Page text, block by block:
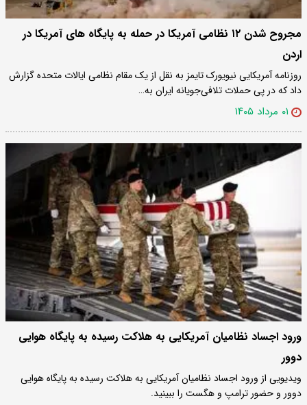
مجروح شدن ۱۲ نظامی آمریکا در حمله به پایگاه های آمریکا در
اردن
روزنامه آمریکایی نیویورک تایمز به نقل از یک مقام نظامی ایالات متحده گزارش
داد که در پی حملات تلافی‌جویانه ایران به…
۰۱ مرداد ۱۴۰۵
ورود اجساد نظامیان آمریکایی به هلاکت رسیده به پایگاه هوایی
دوور
ویدیویی از ورود اجساد نظامیان آمریکایی به هلاکت رسیده به پایگاه هوایی
دوور و حضور ترامپ و هگست را ببینید.